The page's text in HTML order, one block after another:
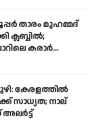
താരം മുഹമ്മദ്
ക്ലബ്ബില്‍;
കരാര്‍
കേരളത്തില്‍
സാധ്യത; നാല്
അലര്‍ട്ട്